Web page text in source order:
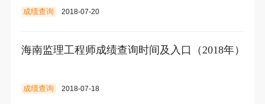
成绩查询 2018-07-20
海南监理工程师成绩查询时间及入口（2018年）
成绩查询 2018-07-18